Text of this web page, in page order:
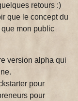
retours :)
que le concept du
que mon public
version alpha qui
pour
pour